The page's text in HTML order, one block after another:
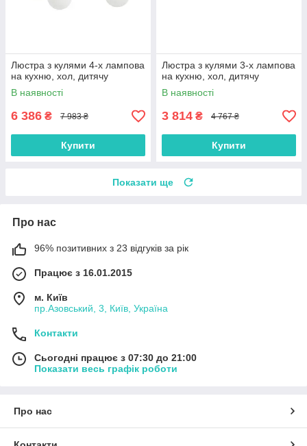
Люстра з кулями 4-х лампова
на кухню, хол, дитячу
В наявності
6 386 ₴ 7 983 ₴
Купити
Люстра з кулями 3-х лампова
на кухню, хол, дитячу
В наявності
3 814 ₴ 4 767 ₴
Купити
Показати ще
Про нас
96% позитивних з 23 відгуків за рік
Працює з 16.01.2015
м. Київ
пр.Азовський, 3, Київ, Україна
Контакти
Сьогодні працює з 07:30 до 21:00
Показати весь графік роботи
Про нас